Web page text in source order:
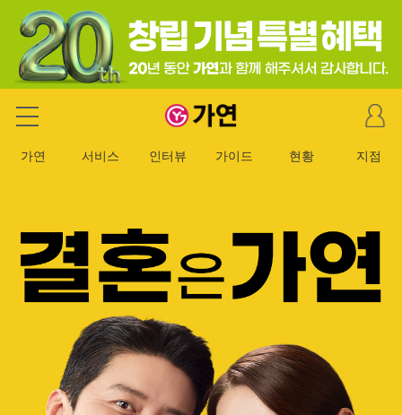
가연 결혼정보회사
마
이
이
가연 서비스 인터뷰 가이드 현황 지점